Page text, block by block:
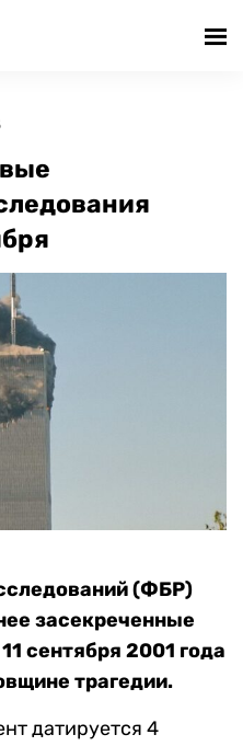
(ФБР)
засекреченные
сентября 2001 года
трагедии.
датируется 4